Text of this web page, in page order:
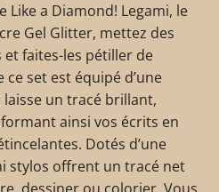
Like a Diamond! Legami, le
Gel Glitter, mettez des
faites-les pétiller de
set est équipé d’une
un tracé brillant,
ainsi vos écrits en
Dotés d’une
stylos offrent un tracé net